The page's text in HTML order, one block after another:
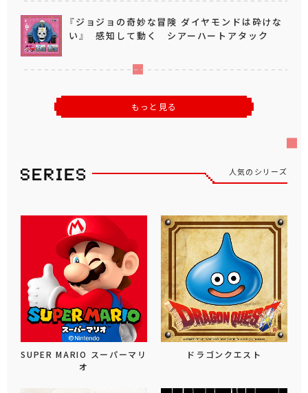
『ジョジョの奇妙な冒険 ダイヤモンドは砕けな
い』 感知して動く シアーハートアタック
もっと見る
人気のシリーズ
SUPER MARIO スーパーマリ
オ
ドラゴンクエスト